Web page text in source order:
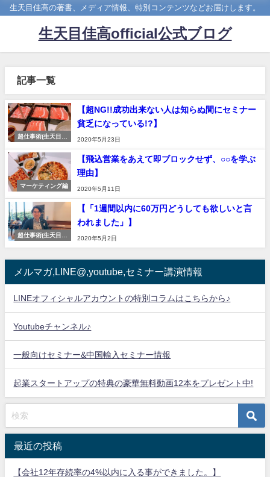
生天目佳高の著書、メディア情報、特別コンテンツなどお届けします。
生天目佳高official公式ブログ
記事一覧
超仕事術(生天目式
【超NG!!成功出来ない人は知らぬ間にセミナー
貧乏になっている!?】
2020年5月23日
マーケティング編
【飛込営業をあえて即ブロックせず、○○を学ぶ
理由】
2020年5月11日
超仕事術(生天目式
【「1週間以内に60万円どうしても欲しいと言
われました」】
2020年5月2日
メルマガ,LINE@,youtube,セミナー講演情報
LINEオフィシャルアカウントの特別コラムはこちらから♪
Youtubeチャンネル♪
一般向けセミナー&中国輸入セミナー情報
起業スタートアップの特典の豪華無料動画12本をプレゼント中!
最近の投稿
【会社12年存続率の4%以内に入る事ができました。】